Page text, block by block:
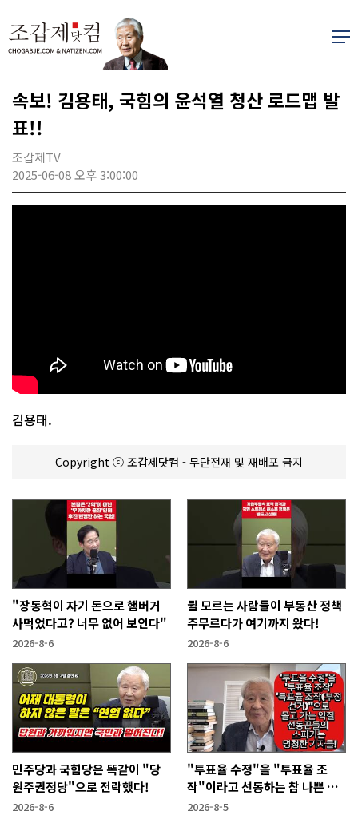
속보! 김용태, 국힘의 윤석열 청산 로드맵 발
표!!
조갑제TV
2025-06-08 오후 3:00:00
김용태.
Copyright ⓒ 조갑제닷컴 - 무단전재 및 재배포 금지
"장동혁이 자기 돈으로 햄버거
사먹었다고? 너무 없어 보인다"
2026-8-6
뭘 모르는 사람들이 부동산 정책
주무르다가 여기까지 왔다!
2026-8-6
민주당과 국힘당은 똑같이 "당
원주권정당"으로 전락했다!
2026-8-6
"투표율 수정"을 "투표율 조
작"이라고 선동하는 참 나쁜 사
람들!
2026-8-5